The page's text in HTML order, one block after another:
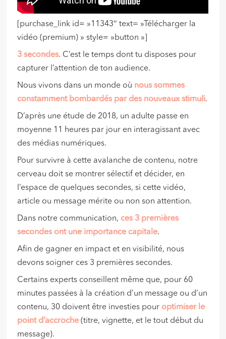
[purchase_link id= »11343″ text= »Télécharger la
vidéo (premium) » style= »button »]
3 secondes. C’est le temps dont tu disposes pour
capturer l’attention de ton audience.
Nous vivons dans un monde où nous sommes
constamment bombardés par des nouveaux stimuli.
D’après une étude de 2018, un adulte passe en
moyenne 11 heures par jour en interagissant avec
des médias numériques.
Pour survivre à cette avalanche de contenu, notre
cerveau doit se montrer sélectif et décider, en
l’espace de quelques secondes, si cette vidéo,
article ou message mérite ou non son attention.
Dans notre communication, ces 3 premières
secondes ont une importance capitale.
Afin de gagner en impact et en visibilité, nous
devons soigner ces 3 premières secondes.
Certains experts conseillent même que, pour 60
minutes passées à la création d’un message ou d’un
contenu, 30 doivent être investies pour optimiser le
point d’accroche (titre, vignette, et le tout début du
message).